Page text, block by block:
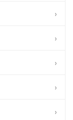
›
›
›
›
›